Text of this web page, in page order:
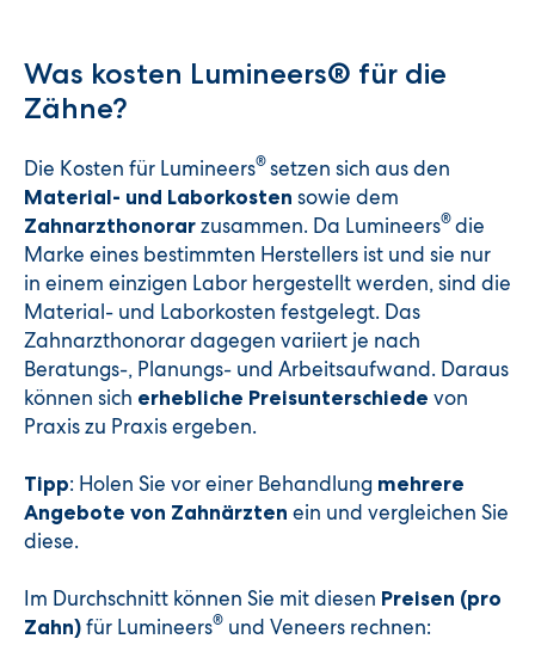
Was kosten Lumineers® für die
Zähne?
Die Kosten für Lumineers® setzen sich aus den
Material- und Laborkosten sowie dem
Zahnarzthonorar zusammen. Da Lumineers® die
Marke eines bestimmten Herstellers ist und sie nur
in einem einzigen Labor hergestellt werden, sind die
Material- und Laborkosten festgelegt. Das
Zahnarzthonorar dagegen variiert je nach
Beratungs-, Planungs- und Arbeitsaufwand. Daraus
können sich erhebliche Preisunterschiede von
Praxis zu Praxis ergeben.
Tipp: Holen Sie vor einer Behandlung mehrere
Angebote von Zahnärzten ein und vergleichen Sie
diese.
Im Durchschnitt können Sie mit diesen Preisen (pro
Zahn) für Lumineers® und Veneers rechnen: